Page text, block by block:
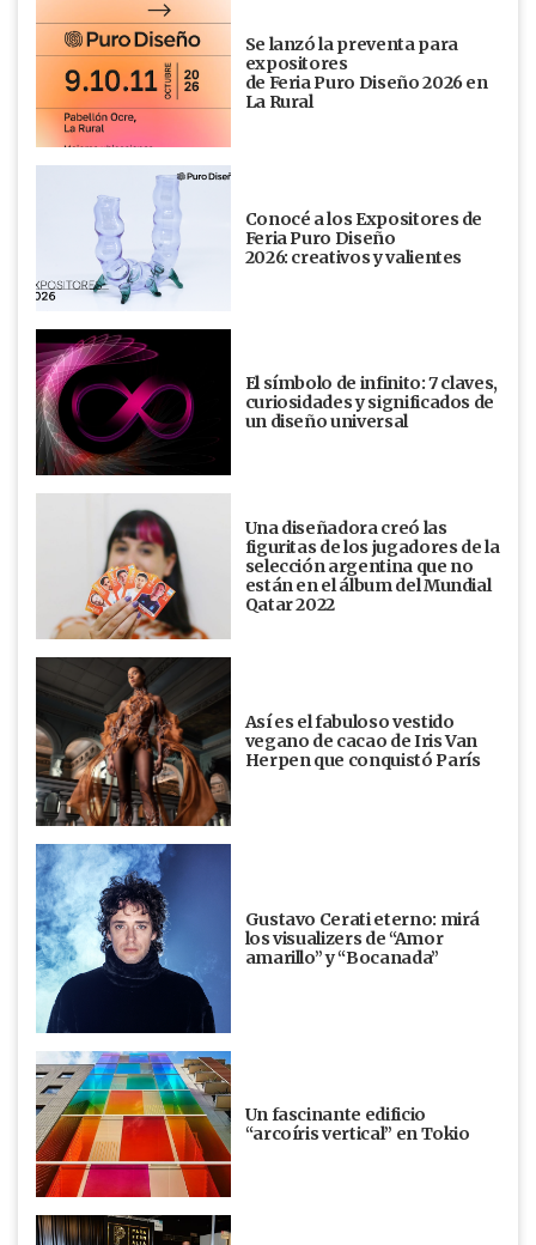
Se lanzó la preventa para
expositores
de Feria Puro Diseño 2026 en
La Rural
Conocé a los Expositores de
Feria Puro Diseño
2026: creativos y valientes
El símbolo de infinito: 7 claves,
curiosidades y significados de
un diseño universal
Una diseñadora creó las
figuritas de los jugadores de la
selección argentina que no
están en el álbum del Mundial
Qatar 2022
Así es el fabuloso vestido
vegano de cacao de Iris Van
Herpen que conquistó París
Gustavo Cerati eterno: mirá
los visualizers de “Amor
amarillo” y “Bocanada”
Un fascinante edificio
“arcoíris vertical” en Tokio